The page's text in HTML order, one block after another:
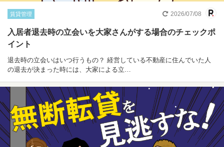
賃貸管理 2026/07/08
入居者退去時の立会いを大家さんがする場合のチェックポ
イント
退去時の立会いはいつ行うもの？ 経営している不動産に住んでいた人
の退去が決まった時には、大家による立…